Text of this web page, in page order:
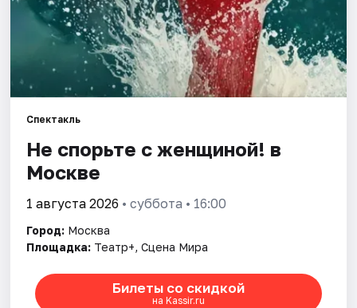
Спектакль
Не спорьте с женщиной! в
Москве
1 августа 2026 • суббота • 16:00
Город: Москва
Площадка: Театр+, Сцена Мира
Билеты со скидкой
на Kassir.ru